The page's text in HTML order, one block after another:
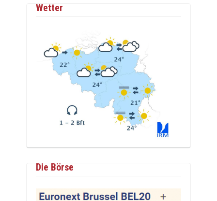
Wetter
Die Börse